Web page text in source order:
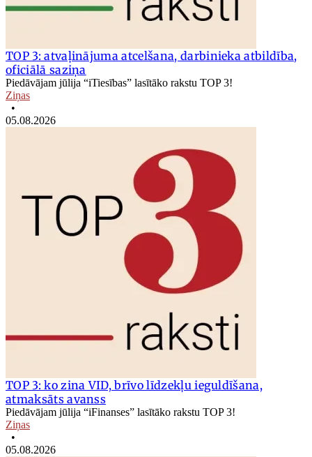
TOP 3: atvaļinājuma atcelšana, darbinieka atbildība,
oficiālā saziņa
Piedāvājam jūlija “iTiesības” lasītāko rakstu TOP 3!
Ziņas
•
05.08.2026
TOP 3: ko zina VID, brīvo līdzekļu ieguldīšana,
atmaksāts avanss
Piedāvājam jūlija “iFinanses” lasītāko rakstu TOP 3!
Ziņas
•
05.08.2026